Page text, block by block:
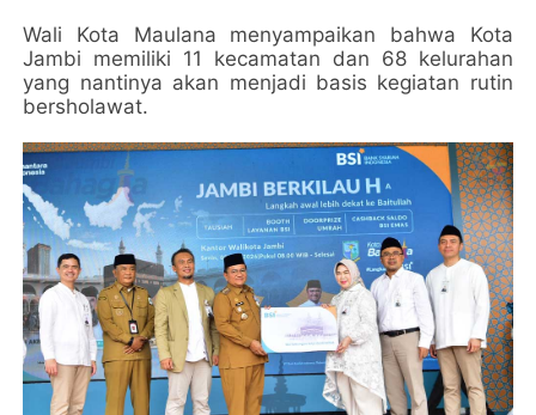
Wali Kota Maulana menyampaikan bahwa Kota
Jambi memiliki 11 kecamatan dan 68 kelurahan
yang nantinya akan menjadi basis kegiatan rutin
bersholawat.